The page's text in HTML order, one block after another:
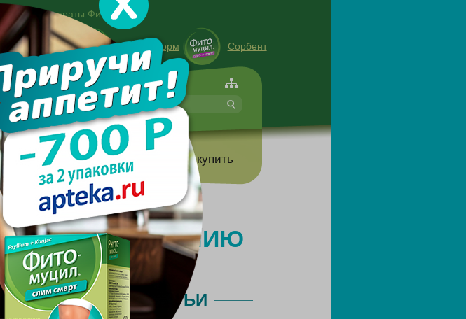
Другие препараты Фитомуцил:
Норм Холестенорм Сорбент
форте
Консультация специалиста:
+7 495 744-06-27
знать Вопрос-ответ Где купить
ПИЩЕВАРЕНИЮ
ПОСЛЕДНИЕ СТАТЬИ